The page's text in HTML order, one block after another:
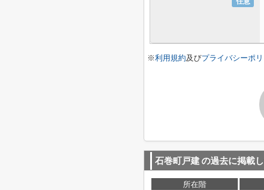
※利用規約及びプライバシーポ
石巻町戸建の過去に掲載
所在階